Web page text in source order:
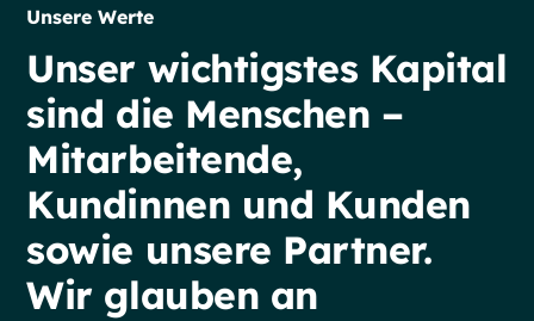
Unsere Werte
Unser wichtigstes Kapital
sind die Menschen –
Mitarbeitende,
Kundinnen und Kunden
sowie unsere Partner.
Wir glauben an